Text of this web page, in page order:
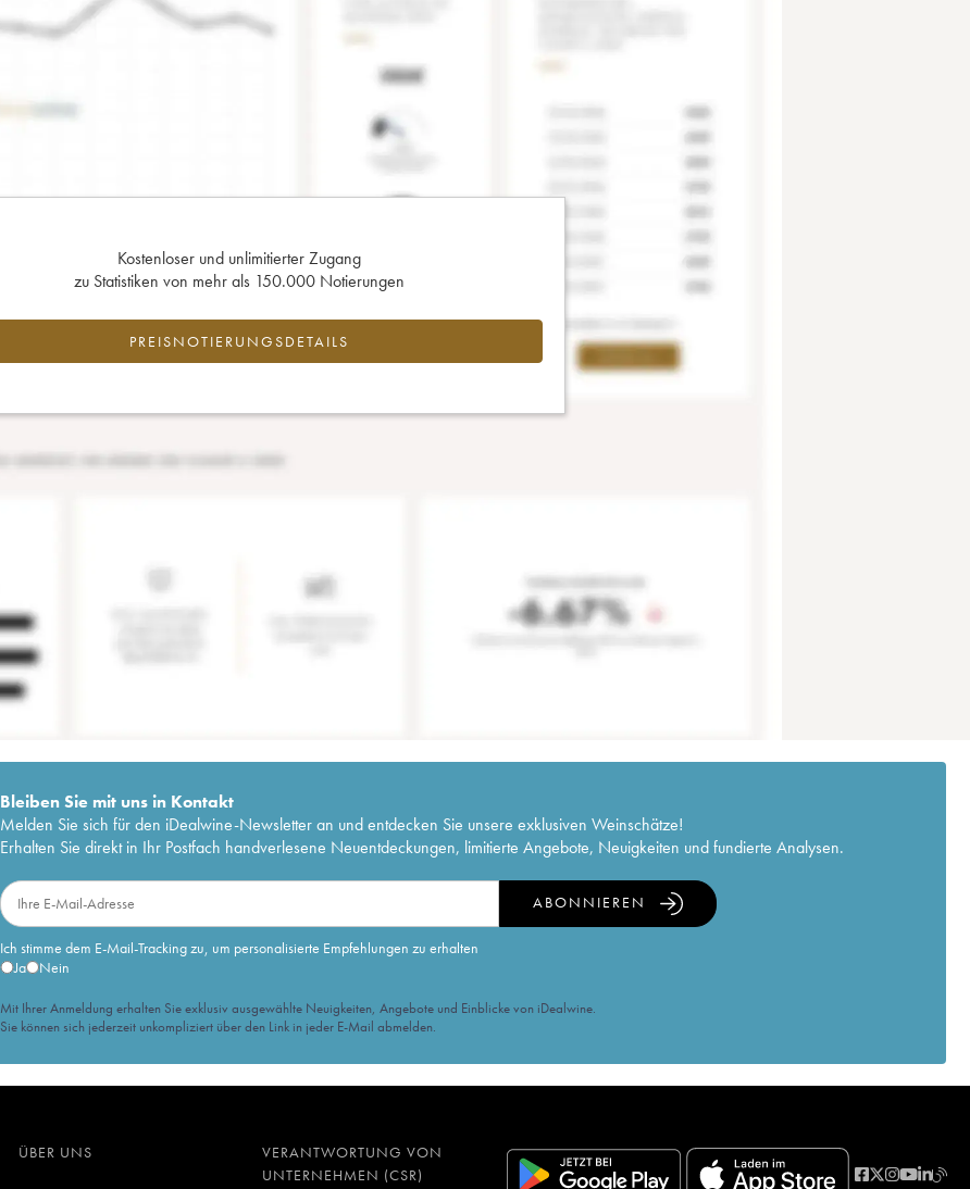
Kostenloser und unlimitierter Zugang
zu Statistiken von mehr als 150.000 Notierungen
PREISNOTIERUNGSDETAILS
Bleiben Sie mit uns in Kontakt
Melden Sie sich für den iDealwine-Newsletter an und entdecken Sie unsere exklusiven Weinschätze!
Erhalten Sie direkt in Ihr Postfach handverlesene Neuentdeckungen, limitierte Angebote, Neuigkeiten und fundierte Analysen.
Ich stimme dem E-Mail-Tracking zu, um personalisierte Empfehlungen zu erhalten
Ja
Nein
ABONNIEREN
Mit Ihrer Anmeldung erhalten Sie exklusiv ausgewählte Neuigkeiten, Angebote und Einblicke von iDealwine.
Sie können sich jederzeit unkompliziert über den Link in jeder E-Mail abmelden.
ÜBER UNS
VERANTWORTUNG VON
UNTERNEHMEN (CSR)